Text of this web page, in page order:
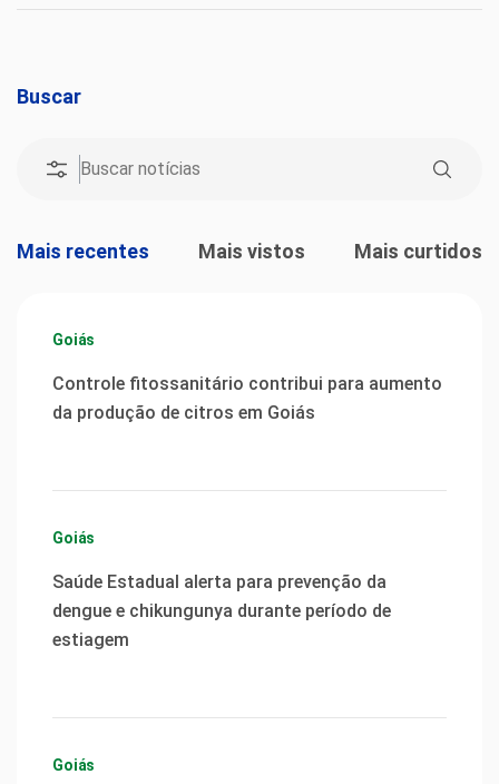
Buscar
Mais recentes Mais vistos Mais curtidos
Goiás
Controle fitossanitário contribui para aumento
da produção de citros em Goiás
Goiás
Saúde Estadual alerta para prevenção da
dengue e chikungunya durante período de
estiagem
Goiás